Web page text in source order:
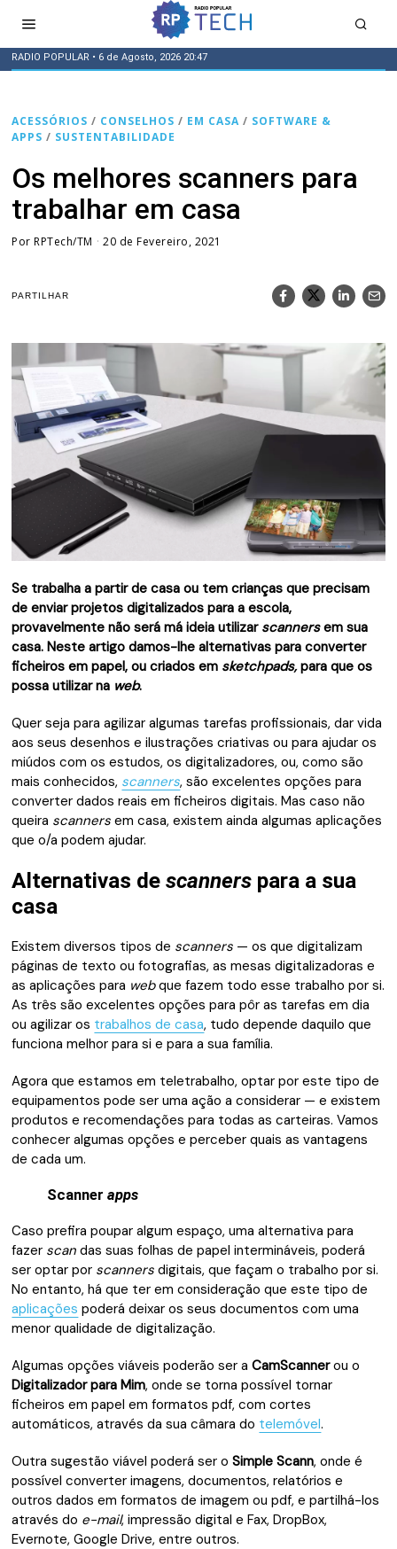
RADIO POPULAR • 6 de Agosto, 2026 20:47
ACESSÓRIOS / CONSELHOS / EM CASA / SOFTWARE &
APPS / SUSTENTABILIDADE
Os melhores scanners para
trabalhar em casa
PorRPTech/TM 20 de Fevereiro, 2021
PARTILHAR
Se trabalha a partir de casa ou tem crianças que precisam
de enviar projetos digitalizados para a escola,
provavelmente não será má ideia utilizar scannersem sua
casa. Neste artigo damos-lhe alternativas para converter
ficheiros em papel, ou criados em sketchpads,para que os
possa utilizar na web.
Quer seja para agilizar algumas tarefas profissionais, dar vida
aos seus desenhos e ilustrações criativas ou para ajudar os
miúdos com os estudos, os digitalizadores, ou, como são
mais conhecidos, scanners, são excelentes opções para
converter dados reais em ficheiros digitais. Mas caso não
queira scanners em casa, existem ainda algumas aplicações
que o/a podem ajudar.
Alternativas descanners para a sua
casa
Existem diversos tipos de scanners — os que digitalizam
páginas de texto ou fotografias, as mesas digitalizadoras e
as aplicações para webque fazem todo esse trabalho por si.
As três são excelentes opções para pôr as tarefas em dia
ou agilizar os trabalhos de casa, tudo depende daquilo que
funciona melhor para si e para a sua família.
Agora que estamos em teletrabalho, optar por este tipo de
equipamentos pode ser uma ação a considerar — e existem
produtos e recomendações para todas as carteiras. Vamos
conhecer algumas opções e perceber quais as vantagens
de cada um.
Scannerapps
Caso prefira poupar algum espaço, uma alternativa para
fazer scan das suas folhas de papel intermináveis, poderá
ser optar por scannersdigitais, que façam o trabalho por si.
No entanto, há que ter em consideração que este tipo de
aplicações poderá deixar os seus documentos com uma
menor qualidade de digitalização.
Algumas opções viáveis poderão ser aCamScannerou o
Digitalizador para Mim, onde se torna possível tornar
ficheiros em papel em formatos pdf, com cortes
automáticos, através da sua câmara do telemóvel.
Outra sugestão viável poderá ser oSimple Scann, onde é
possível converter imagens, documentos, relatórios e
outros dados em formatos de imagem ou pdf, e partilhá-los
através do e-mail, impressão digital e Fax, DropBox,
Evernote, Google Drive, entre outros.